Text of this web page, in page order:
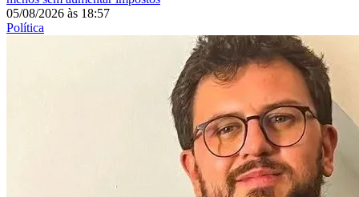
05/08/2026 às 18:57
Política